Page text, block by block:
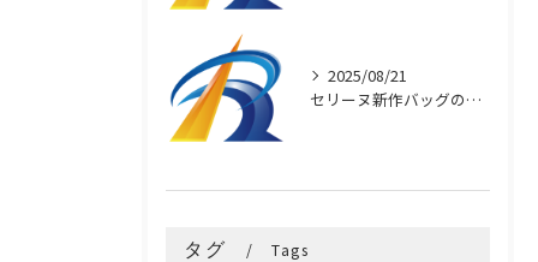
2025/08/21
セリーヌ新作バッグの魅力と選び方
タグ Tags